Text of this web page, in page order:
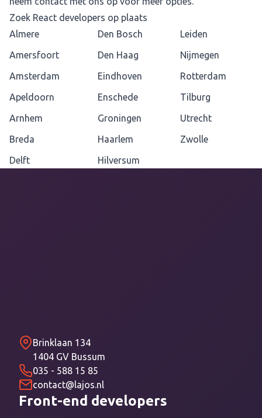
Zoek React developers op plaats
Almere
Amersfoort
Amsterdam
Apeldoorn
Arnhem
Breda
Delft
Den Bosch
Den Haag
Eindhoven
Enschede
Groningen
Haarlem
Hilversum
Leiden
Nijmegen
Rotterdam
Tilburg
Utrecht
Zwolle
Brinklaan 134
1404 GV Bussum
035 - 588 15 85
contact@lajos.nl
Front-end developers